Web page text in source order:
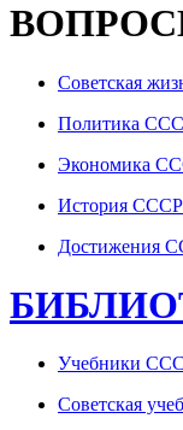
Советская
Политика
Экономика
История СССР
Достижения
Учебники
Советская